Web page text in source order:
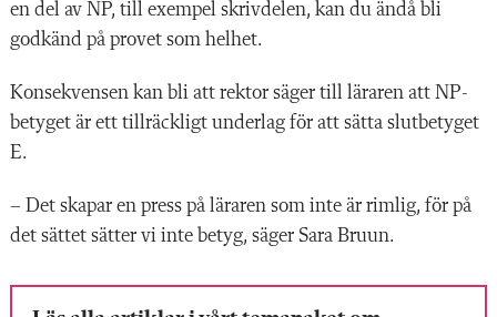
en del av NP, till exempel skrivdelen, kan du ändå bli
godkänd på provet som helhet.
Konsekvensen kan bli att rektor säger till läraren att NP-
betyget är ett tillräckligt underlag för att sätta slutbetyget
E.
– Det skapar en press på läraren som inte är rimlig, för på
det sättet ­sätter vi inte betyg, säger Sara Bruun.